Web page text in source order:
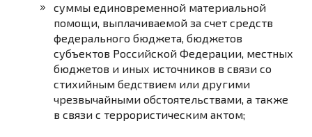
суммы единовременной материальной
помощи, выплачиваемой за счет средств
федерального бюджета, бюджетов
субъектов Российской Федерации, местных
бюджетов и иных источников в связи со
стихийным бедствием или другими
чрезвычайными обстоятельствами, а также
в связи с террористическим актом;